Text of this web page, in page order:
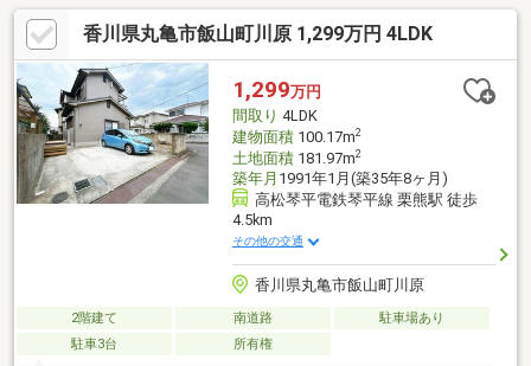
にある物件です。来客時に重宝する和室がございます。年内入居
可能で、すぐに引っ越しすることができます。新生活をはじめる
方にお勧めな4LDKの物件があります。訪問者をカメラで確認でき
るTVインターホン設置済み。南向きの物件に住んでみませんか。
こちらからご覧下さい。
香川県丸亀市飯山町川原 1,299万円 4LDK
1,299万円
間取り 4LDK
建物面積100.17m2
土地面積181.97m2
築年月 1991年1月(築35年8ヶ月)
高松琴平電鉄琴平線 栗熊駅 徒歩
4.5km
その他の交通
香川県丸亀市飯山町川原
2階建て 南道路
駐車場あり
駐車3台
所有権